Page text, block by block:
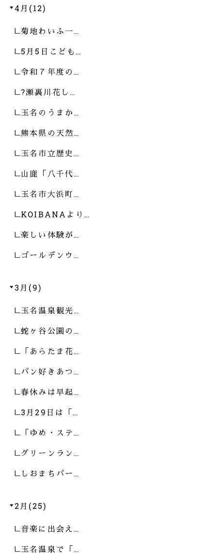
4月(12)
菊地わいふ一…
5月5日こども…
令和７年度の…
?瀬裏川花し…
玉名のうまか…
熊本県の天然…
玉名市立歴史…
山鹿「八千代…
玉名市大浜町…
KOIBANAより…
楽しい体験が…
ゴールデンウ…
3月(9)
玉名温泉観光…
蛇ヶ谷公園の…
「あらたま花…
パン好きあつ…
春休みは早起…
3月29日は「…
「ゆめ・ステ…
グリーンラン…
しおまちパー…
2月(25)
音楽に出会え…
玉名温泉で「…